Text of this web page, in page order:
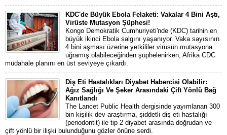
KDC'de Büyük Ebola Felaketi: Vakalar 4 Bini Aştı,
Virüste Mutasyon Şüphesi!
Kongo Demokratik Cumhuriyeti'nde (KDC) tarihin en
büyük ikinci Ebola salgını yaşanıyor. Vaka sayısının
4 bini aşması üzerine yetkililer virüsün mutasyona
uğramış olabileceğinden şüphelenirken, Afrika CDC
müdahale planını en üst seviyeye çıkardı.
Diş Eti Hastalıkları Diyabet Habercisi Olabilir:
Ağız Sağlığı Ve Şeker Arasındaki Çift Yönlü Bağ
Kanıtlandı
The Lancet Public Health dergisinde yayımlanan 300
bin kişilik dev araştırma, şiddetli diş eti hastalığı
(periodontit) ile tip 2 diyabet arasında doğrudan ve
çift yönlü bir ilişki bulunduğunu gözler önüne serdi.